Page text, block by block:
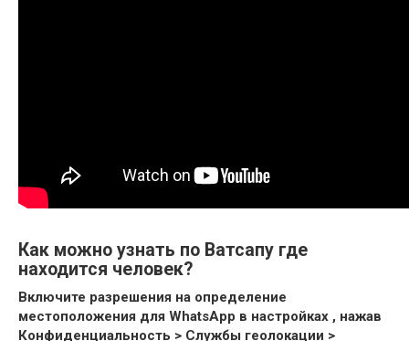
Как можно узнать по Ватсапу где
находится человек?
Включите разрешения на определение
местоположения для WhatsApp в настройках , нажав
Конфиденциальность > Службы геолокации >